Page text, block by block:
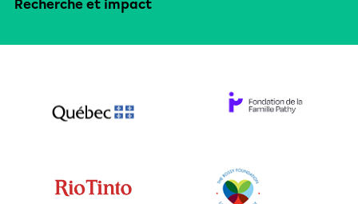
Recherche et impact